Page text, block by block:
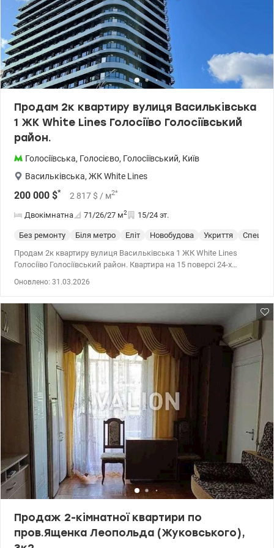
Продам 2к квартиру вулиця Васильківська
1 ЖК White Lines Голосіїво Голосіївський
район.
Голосіївська, Голосієво, Голосіївський, Київ
Васильківська, ЖК White Lines
200 000 $* 2 817 $ / м2*
Двокімнатна 71/26/27 м2 15/24 эт.
Без ремонту Біля метро Еліт Новобудова Укриття
Продам 2к квартиру вулиця Васильківська 1 ЖК White Lines
Голосіїво Голосіївський район. Квартира на 15 поверсі 24-х
кімнати та кухня- вітальня. ЖК White Lines - сучасний комплекс,
що увібрав у себе найкращі досягнення в будівництві житла, з
використанням останніх технологій. Ансамбль комплексу
складається з великого торгівельно-розважального комплексу
та трьох будинків. Інфраструктура ЖК передбачає все необхідне
для комфортного проживання: зелені зони для відпочинку,
спортивні та дитячі майданчики, кафе та ресторани, магазини,
аптеки, відділення банку. Будинок має високий рівень безпеки
мешканців, цілодобову охорону та відеонагляд, наявний
підземний паркінг. Житловий комплекс розташований в
екологічно чистому Голосіївському районі, поруч з великим
парком та Оріхуватськими ставками. В пішому доступі вся
необхідна інфраструктура: дитячі садочки та школи, банки,
торгові центри, лікарні, державні установи. Зручна транспортна
розв'язка дозволяє за 10 хвилин дістатися до центру столиці.
Ціна: 200 000 у.о. 0974319290 Анна valion.ua/1042092
Оновлено: 31.03.2026
Продаж 2-кімнатної квартири по
пров.Ященка Леопольда (Жуковського),